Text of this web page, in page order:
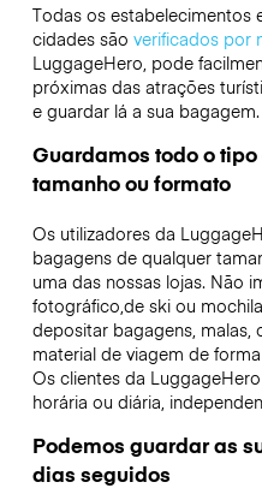
Todas os estabelecimentos
cidades são verificados por
LuggageHero, pode
próximas das atrações
e guardar lá a sua bagagem.
Guardamos todo o
tamanho ou formato
Os utilizadores da
bagagens de qualquer
uma das nossas lojas. Não
fotográfico,de ski ou
depositar bagagens,
material de viagem de
Os clientes da
horária ou diária,
Podemos guardar as
dias seguidos